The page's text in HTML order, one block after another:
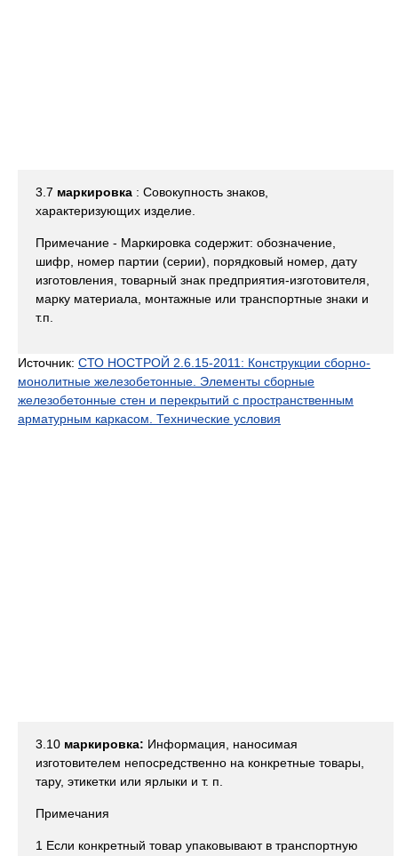
3.7 маркировка : Совокупность знаков,
характеризующих изделие.
Примечание - Маркировка содержит: обозначение,
шифр, номер партии (серии), порядковый номер, дату
изготовления, товарный знак предприятия-изготовителя,
марку материала, монтажные или транспортные знаки и
т.п.
Источник: СТО НОСТРОЙ 2.6.15-2011: Конструкции сборно-
монолитные железобетонные. Элементы сборные
железобетонные стен и перекрытий с пространственным
арматурным каркасом. Технические условия
3.10 маркировка: Информация, наносимая
изготовителем непосредственно на конкретные товары,
тару, этикетки или ярлыки и т. п.
Примечания
1 Если конкретный товар упаковывают в транспортную